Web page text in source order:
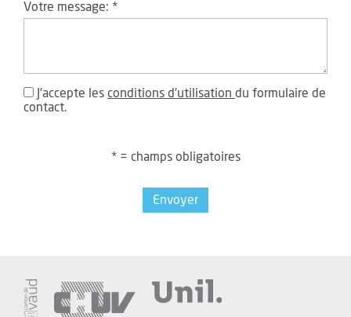
Votre message: *
J'accepte les conditions d'utilisation du formulaire de
contact.
* = champs obligatoires
Envoyer